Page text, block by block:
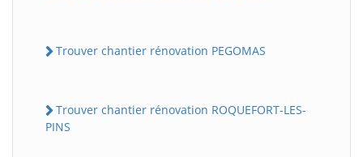
Trouver chantier rénovation PEGOMAS
Trouver chantier rénovation ROQUEFORT-LES-
PINS